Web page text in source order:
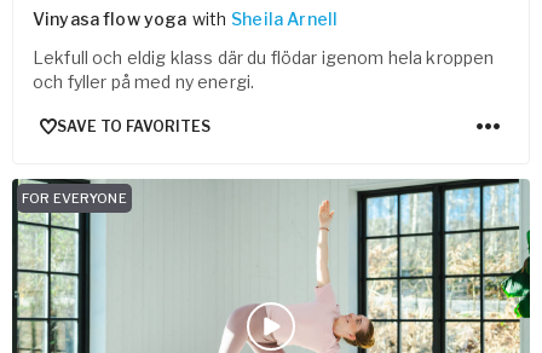
Vinyasa flow yoga with Sheila Arnell
Lekfull och eldig klass där du flödar igenom hela kroppen
och fyller på med ny energi.
SAVE TO FAVORITES
FOR EVERYONE